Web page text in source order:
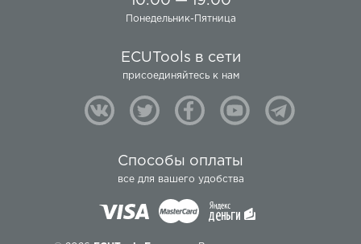
Понедельник-Пятница
ECUTools в сети
присоединяйтесь к нам
Способы оплаты
все для вашего удобства